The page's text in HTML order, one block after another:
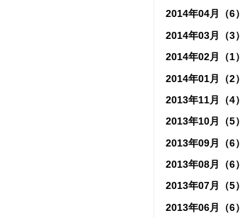
2014年04月（6）
2014年03月（3）
2014年02月（1）
2014年01月（2）
2013年11月（4）
2013年10月（5）
2013年09月（6）
2013年08月（6）
2013年07月（5）
2013年06月（6）